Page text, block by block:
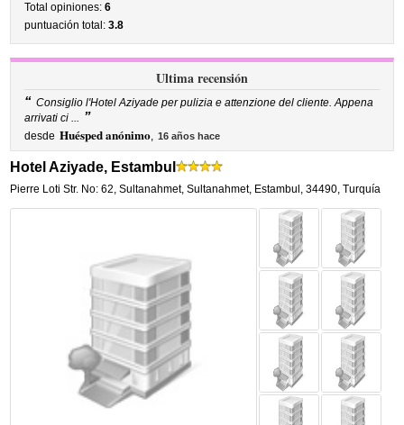
Total opiniones:6
puntuación total:3.8
Ultima recensión
“ Consiglio l'Hotel Aziyade per pulizia e attenzione del cliente. Appena
arrivati ci ... ”
desde Huésped anónimo, 16 años hace
Hotel Aziyade, Estambul
Pierre Loti Str. No: 62, Sultanahmet,Sultanahmet, Estambul ,34490, Turquía